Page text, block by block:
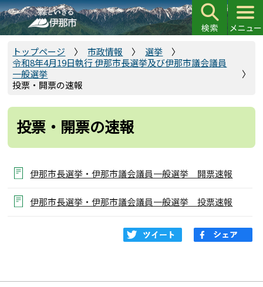
こ
の
ペ
頭
トップページ 市政情報
選挙
令和8年4月19日執行 伊那市長選挙及び伊那市議会議員
一般選挙
投票・開票の速報
投票・開票の速報
伊那市長選挙・伊那市議会議員一般選挙 開票速報
伊那市長選挙・伊那市議会議員一般選挙 投票速報